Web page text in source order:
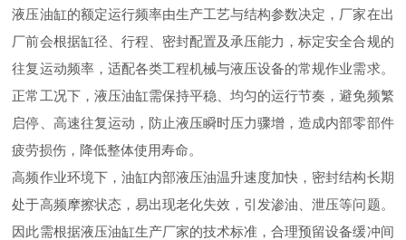
液压油缸的额定运行频率由生产工艺与结构参数决定，厂家在出
厂前会根据缸径、行程、密封配置及承压能力，标定安全合规的
往复运动频率，适配各类工程机械与液压设备的常规作业需求。
正常工况下，液压油缸需保持平稳、均匀的运行节奏，避免频繁
启停、高速往复运动，防止液压瞬时压力骤增，造成内部零部件
疲劳损伤，降低整体使用寿命。
高频作业环境下，油缸内部液压油温升速度加快，密封结构长期
处于高频摩擦状态，易出现老化失效，引发渗油、泄压等问题。
因此需根据液压油缸生产厂家的技术标准，合理预留设备缓冲间